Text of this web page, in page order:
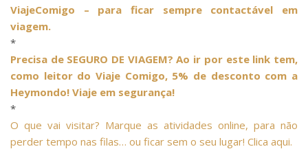
ViajeComigo – para ficar sempre contactável em
viagem.
*
Precisa de SEGURO DE VIAGEM? Ao ir por este link tem,
como leitor do Viaje Comigo, 5% de desconto com a
Heymondo! Viaje em segurança!
*
O que vai visitar? Marque as atividades online, para não
perder tempo nas filas… ou ficar sem o seu lugar! Clica aqui.